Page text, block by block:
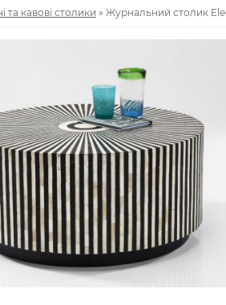
та кавові столики » Журнальний столик